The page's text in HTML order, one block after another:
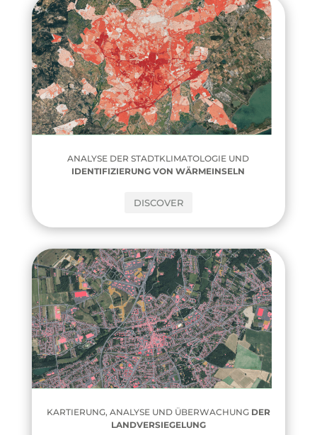
ANALYSE DER STADTKLIMATOLOGIE UND
IDENTIFIZIERUNG VON WÄRMEINSELN
DISCOVER
KARTIERUNG, ANALYSE UND ÜBERWACHUNG DER
LANDVERSIEGELUNG